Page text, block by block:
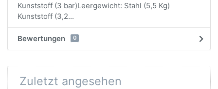
Kunststoff (3 bar)Leergewicht: Stahl (5,5 Kg)
Kunststoff (3,2...
Bewertungen 0
Zuletzt angesehen